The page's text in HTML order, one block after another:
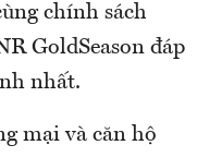
chính sách
GoldSeason đáp
nhất.
mại và căn hộ